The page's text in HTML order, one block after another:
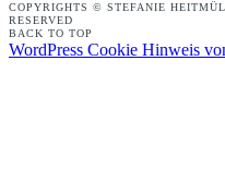
COPYRIGHTS © STEFANIE
RESERVED
BACK TO TOP
WordPress Cookie Hinweis